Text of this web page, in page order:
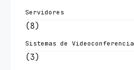
Servidores
(8)
Sistemas de Videoconferencia
(3)